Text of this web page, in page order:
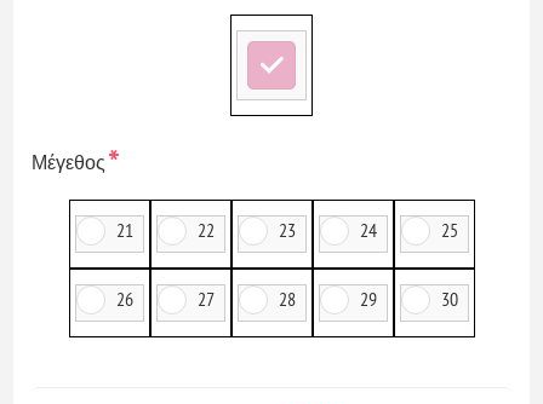
Μέγεθος*
21 22 23 24 25
26 27 28 29 30